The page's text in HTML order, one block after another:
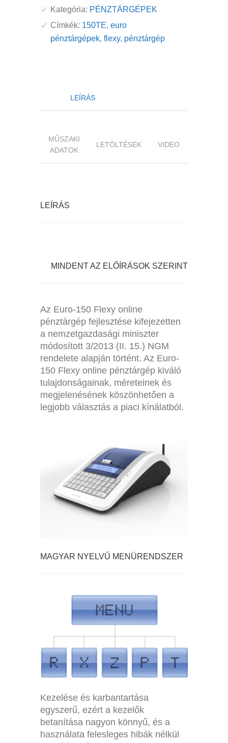
pénztárgép
felújított
mennyiség
Kategória: PÉNZTÁRGÉPEK
Címkék: 150TE, euro
pénztárgépek, flexy, pénztárgép
LEÍRÁS
MŰSZAKI
ADATOK
LETÖLTÉSEK VIDEO
LEÍRÁS
MINDENT AZ ELŐÍRÁSOK SZERINT
Az Euro-150 Flexy online
pénztárgép fejlesztése kifejezetten
a nemzetgazdasági miniszter
módosított 3/2013 (II. 15.) NGM
rendelete alapján történt. Az Euro-
150 Flexy online pénztárgép kiváló
tulajdonságainak, méreteinek és
megjelenésének köszönhetően a
legjobb választás a piaci kínálatból.
EURO-150TE FLEXY ONLINE
PÉNZTÁRGÉP
MAGYAR NYELVŰ MENÜRENDSZER
FLEXY PÉNZTÁRGÉP MENÜ
Kezelése és karbantartása
egyszerű, ezért a kezelők
betanítása nagyon könnyű, és a
használata felesleges hibák nélkül